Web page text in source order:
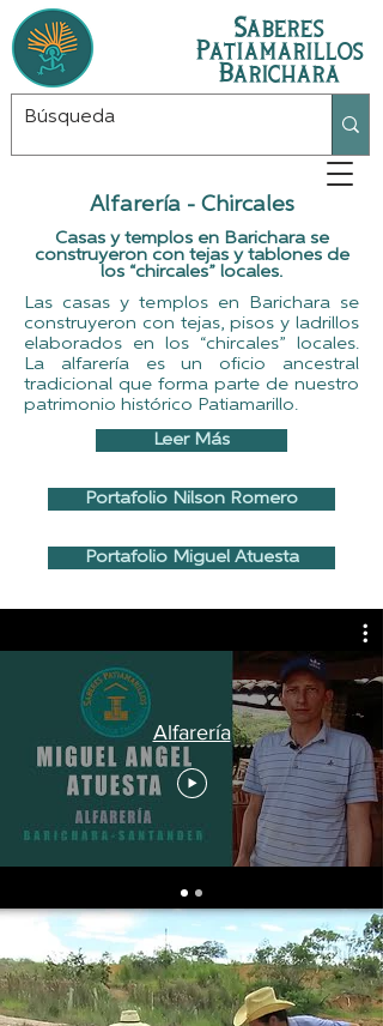
Saberes
Patiamarillos
Barichara
Alfarería - Chircales
Casas y templos en Barichara se
construyeron con tejas y tablones de
los “chircales” locales.
Las casas y templos en Barichara se
construyeron con tejas, pisos y ladrillos
elaborados en los “chircales” locales.
La alfarería es un oficio ancestral
tradicional que forma parte de nuestro
patrimonio histórico Patiamarillo.
Leer Más
Portafolio Nilson Romero
Portafolio Miguel Atuesta
Alfarería